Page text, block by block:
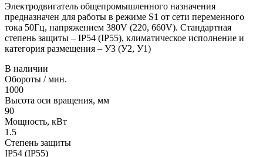
Электродвигатель общепромышленного назначения
предназначен для работы в режиме S1 от сети переменного
тока 50Гц, напряжением 380V (220, 660V). Стандартная
степень защиты – IP54 (IP55), климатическое исполнение и
категория размещения – У3 (У2, У1)
В наличии
Обороты / мин.
1000
Высота оси вращения, мм
90
Мощность, кВт
1.5
Степень защиты
IP54 (IP55)